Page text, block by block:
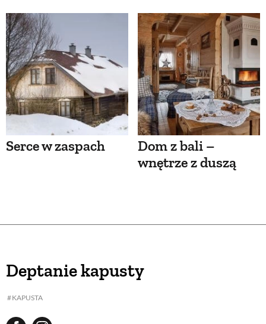
Serce w zaspach
Dom z bali –
wnętrze z duszą
Deptanie kapusty
KAPUSTA